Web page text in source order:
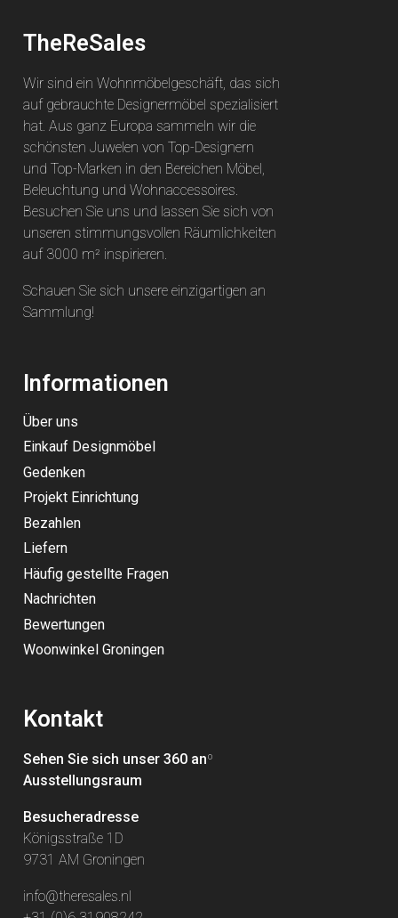
TheReSales
Wir sind ein Wohnmöbelgeschäft, das sich
auf gebrauchte Designermöbel spezialisiert
hat. Aus ganz Europa sammeln wir die
schönsten Juwelen von Top-Designern
und Top-Marken in den Bereichen Möbel,
Beleuchtung und Wohnaccessoires.
Besuchen Sie uns und lassen Sie sich von
unseren stimmungsvollen Räumlichkeiten
auf 3000 m² inspirieren.
Schauen Sie sich unsere einzigartigen an
Sammlung!
Informationen
Über uns
Einkauf Designmöbel
Gedenken
Projekt Einrichtung
Bezahlen
Liefern
Häufig gestellte Fragen
Nachrichten
Bewertungen
Woonwinkel Groningen
Kontakt
Sehen Sie sich unser 360 anº
Ausstellungsraum
Besucheradresse
Königsstraße 1D
9731 AM Groningen
info@theresales.nl